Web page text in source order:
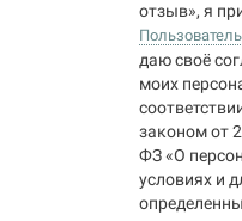
отзыв», я
даю своё
моих
законом от
ФЗ «О
условиях и